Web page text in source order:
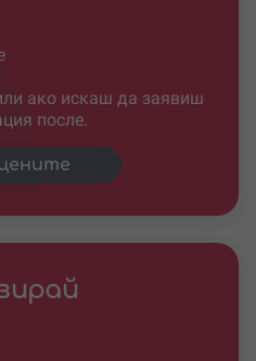
ако искаш да заявиш
после.